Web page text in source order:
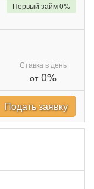
Ставка в день
от0%
Первый займ 0%
Подать заявку